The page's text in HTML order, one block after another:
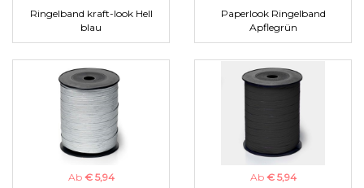
Ringelband kraft-look Hell
blau
Paperlook Ringelband
Apflegrün
Ab € 5,94
Ab € 5,94